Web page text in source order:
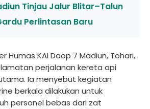
Tinjau Jalur Blitar–Talun
Perlintasan Baru
Humas KAI Daop 7 Madiun, Tohari,
perjalanan kereta api
Ia menyebut kegiatan
berkala dilakukan untuk
personel bebas dari zat